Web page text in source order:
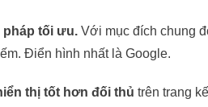
pháp tối ưu. Với mục đích chung
Điển hình nhất là Google.
thị tốt hơn đối thủ trên trang